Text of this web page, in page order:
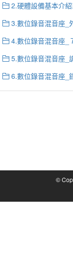
2.硬體設備基本介
3.數位錄音混音座_
4.數位錄音混音座_
5.數位錄音混音座_
6.數位錄音混音座_
©